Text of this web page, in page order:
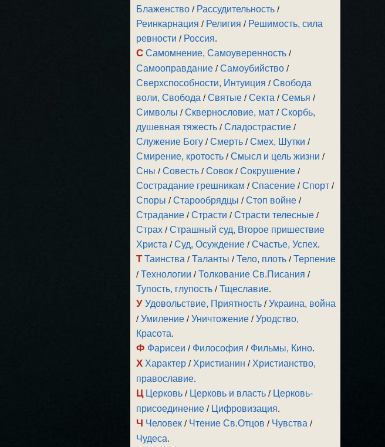
Блаженство / Рассудительность /
Реинкарнация / Религия / Решимость, сила
ревности / Россия.
С Самомнение, Самоуверенность /
Самооправдание /Самоубийство /
Сверхспособности, Интуиция /Свобода
воли, Свобода /Святые /Секта /Семья /
Символы /Сквернословие, мат /Скорбь,
душевная тяжесть /Сладострастие /
Служение Богу /Смерть /Смех, Шутки /
Смирение, кротость /Смысл и цель жизни /
Сны /Совесть /Совок /Сокрушение /
Сострадание грешникам /Спасение /Спорт /
Споры /Старообрядцы /Стоп войне /
Страдание /Страсти /Страсти телесные /
Страх /Страшный суд, Второе пришествие
Христа /Суд, Осуждение /Счастье, Успех.
Т Таинства /Таланты /Тело, плоть /Терпение
/Технологии /Толкование Св.Писания /
Тупость, глупость /Тщеславие.
У Удовольствие, Приятность /Украина, война
/Умиление /Уничтожение /Уродство,
Красота.
Ф Фарисеи / Философия / Фильмы, Кино.
Х Характер / Христианин / Христианство,
православие.
Ц Церковь / Церковь и власть / Церковь-
присоединение / Цифровизация.
Ч Человек / Чтение Св.Отцов / Чувства /
Чудеса.